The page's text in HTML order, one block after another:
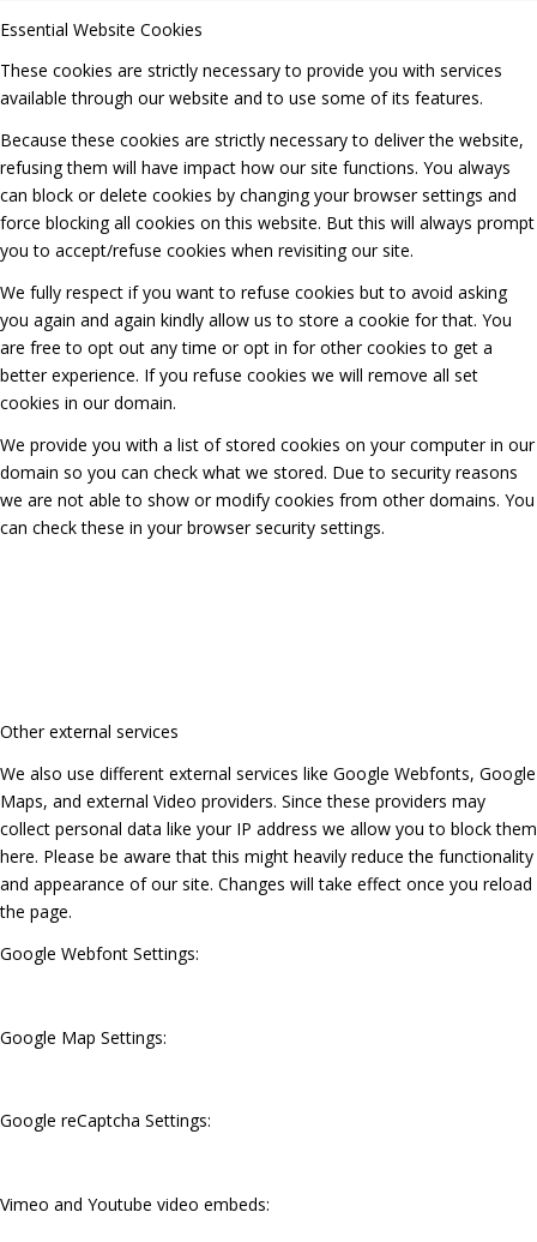
Essential Website Cookies
These cookies are strictly necessary to provide you with services
available through our website and to use some of its features.
Because these cookies are strictly necessary to deliver the website,
refusing them will have impact how our site functions. You always
can block or delete cookies by changing your browser settings and
force blocking all cookies on this website. But this will always prompt
you to accept/refuse cookies when revisiting our site.
We fully respect if you want to refuse cookies but to avoid asking
you again and again kindly allow us to store a cookie for that. You
are free to opt out any time or opt in for other cookies to get a
better experience. If you refuse cookies we will remove all set
cookies in our domain.
We provide you with a list of stored cookies on your computer in our
domain so you can check what we stored. Due to security reasons
we are not able to show or modify cookies from other domains. You
can check these in your browser security settings.
Other external services
We also use different external services like Google Webfonts, Google
Maps, and external Video providers. Since these providers may
collect personal data like your IP address we allow you to block them
here. Please be aware that this might heavily reduce the functionality
and appearance of our site. Changes will take effect once you reload
the page.
Google Webfont Settings:
Google Map Settings:
Google reCaptcha Settings:
Vimeo and Youtube video embeds: